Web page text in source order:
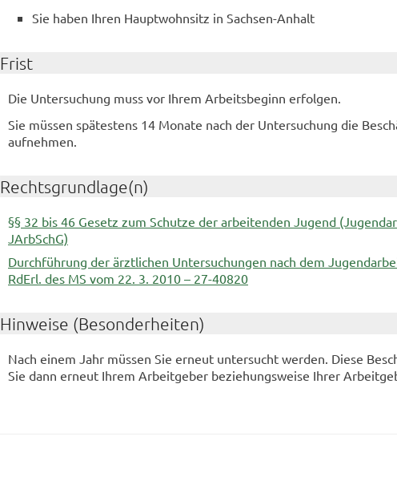
Sie haben Ihren Hauptwohnsitz in Sachsen-Anhalt
Frist
Die Untersuchung muss vor Ihrem Arbeitsbeginn erfolgen.
Sie müssen spätestens 14 Monate nach der Untersuchung die
aufnehmen.
Rechtsgrundlage(n)
§§ 32 bis 46 Gesetz zum Schutze der arbeitenden Jugend
JArbSchG)
Durchführung der ärztlichen Untersuchungen nach dem
RdErl. des MS vom 22. 3. 2010 – 27-40820
Hinweise (Besonderheiten)
Nach einem Jahr müssen Sie erneut untersucht werden. Diese
Sie dann erneut Ihrem Arbeitgeber beziehungsweise Ihrer